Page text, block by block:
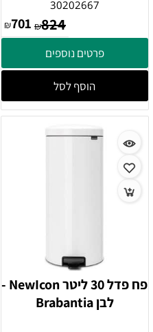
30202667
₪824
₪701
פרטים נוספים
הוסף לסל
פח פדל 30 ליטר NewIcon -
לבן Brabantia